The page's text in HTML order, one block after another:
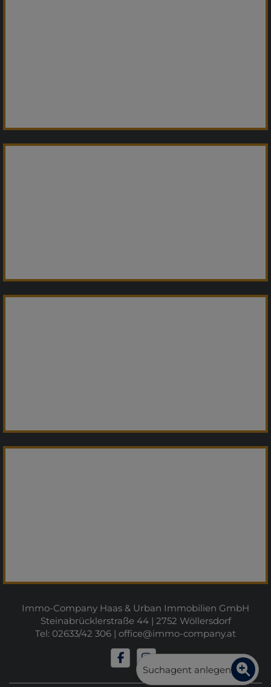
Immo-Company Haas & Urban Immobilien GmbH
Steinabrücklerstraße 44 | 2752 Wöllersdorf
Tel: 02633/42 306 | office@immo-company.at
Suchagent anlegen